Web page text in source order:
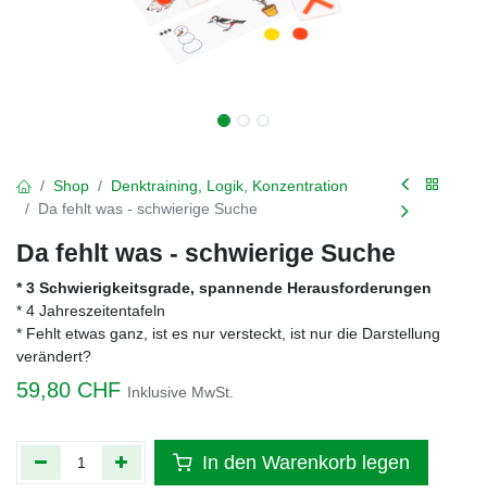
Shop
Denktraining, Logik, Konzentration
Da fehlt was - schwierige Suche
Da fehlt was - schwierige Suche
* 3 Schwierigkeitsgrade, spannende Herausforderungen
* 4 Jahreszeitentafeln
* Fehlt etwas ganz, ist es nur versteckt, ist nur die Darstellung
verändert?
59,80 CHF Inklusive MwSt.
In den Warenkorb legen